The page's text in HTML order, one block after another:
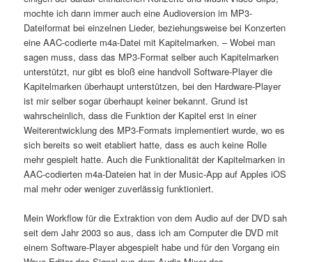
mochte ich dann immer auch eine Audioversion im MP3-
Dateiformat bei einzelnen Lieder, beziehungsweise bei Konzerten
eine AAC-codierte m4a-Datei mit Kapitelmarken. – Wobei man
sagen muss, dass das MP3-Format selber auch Kapitelmarken
unterstützt, nur gibt es bloß eine handvoll Software-Player die
Kapitelmarken überhaupt unterstützen, bei den Hardware-Player
ist mir selber sogar überhaupt keiner bekannt. Grund ist
wahrscheinlich, dass die Funktion der Kapitel erst in einer
Weiterentwicklung des MP3-Formats implementiert wurde, wo es
sich bereits so weit etabliert hatte, dass es auch keine Rolle
mehr gespielt hatte. Auch die Funktionalität der Kapitelmarken in
AAC-codierten m4a-Dateien hat in der Music-App auf Apples iOS
mal mehr oder weniger zuverlässig funktioniert.
Mein Workflow für die Extraktion von dem Audio auf der DVD sah
seit dem Jahr 2003 so aus, dass ich am Computer die DVD mit
einem Software-Player abgespielt habe und für den Vorgang ein